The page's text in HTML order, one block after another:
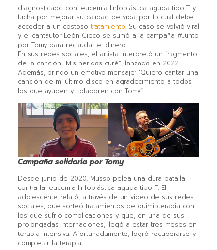
diagnosticado con leucemia linfoblástica aguda tipo T y
lucha por mejorar su calidad de vida, por lo cual debe
acceder a un costoso tratamiento. Su caso se volvió viral
y el cantautor León Gieco se sumó a la campaña #Junto
por Tomy para recaudar el dinero.
En sus redes sociales, el artista interpretó un fragmento
de la canción “Mis heridas curé”, lanzada en 2022.
Además, brindó un emotivo mensaje: “Quiero cantar una
canción de mi último disco en agradecimiento a todos
los que ayuden y colaboren con Tomy”.
Campaña solidaria por Tomy
Desde junio de 2020, Musso pelea una dura batalla
contra la leucemia linfoblástica aguda tipo T. El
adolescente relató, a través de un video de sus redes
sociales, que sorteó tratamientos de quimioterapia con
los que sufrió complicaciones y que, en una de sus
prolongadas internaciones, llegó a estar tres meses en
terapia intensiva. Afortunadamente, logró recuperarse y
completar la terapia.